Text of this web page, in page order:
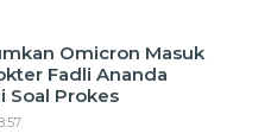
Omicron Masuk
Fadli Ananda
Soal Prokes